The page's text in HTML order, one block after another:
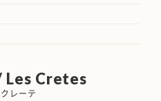
Les Cretes
レーテ